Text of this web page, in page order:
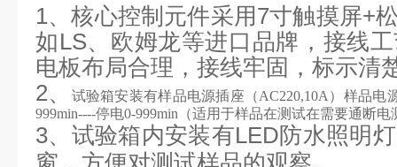
1、核心控制元件采用7寸触摸屏+
如LS、欧姆龙等进口品牌，接线
电板布局合理，接线牢固，标示清
2、
试验箱安装有样品电源插座（AC220,10A）样品电
999min----停电0-999min（适用于样品在测试在需要通断电
3、试验箱内安装有LED防水照明